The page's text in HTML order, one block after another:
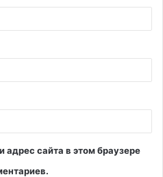
адрес сайта в этом браузере